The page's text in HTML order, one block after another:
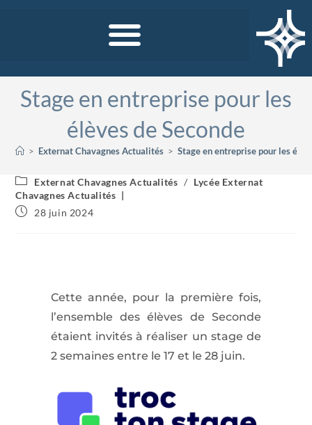
Stage en entreprise pour les
élèves de Seconde
> Externat Chavagnes Actualités > Stage en entreprise pour les
Externat Chavagnes Actualités / Lycée Externat
Chavagnes Actualités
28 juin 2024
Cette année, pour la première fois,
l’ensemble des élèves de Seconde
étaient invités à réaliser un stage de
2 semaines entre le 17 et le 28 juin.